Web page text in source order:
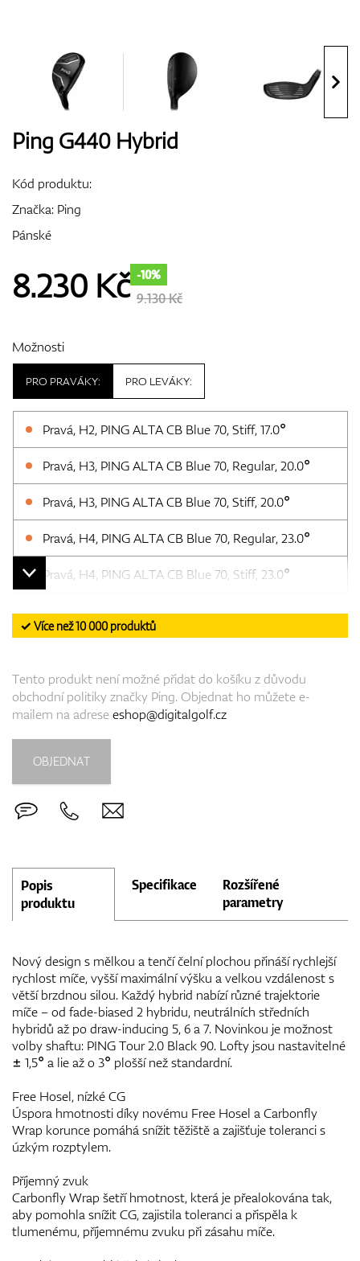
Bagy
Dárkové poukazy
Ping G440 Hybrid
Kód produktu:
Značka: Ping
Pánské
8.230 Kč -10%
9.130 Kč
Možnosti
PRO PRAVÁKY:
Pravá, H2, PING ALTA CB Blue 70, Stiff, 17.0°
Pravá, H3, PING ALTA CB Blue 70, Regular, 20.0°
Pravá, H3, PING ALTA CB Blue 70, Stiff, 20.0°
Pravá, H4, PING ALTA CB Blue 70, Regular, 23.0°
Pravá, H4, PING ALTA CB Blue 70, Stiff, 23.0°
PRO LEVÁKY:
✓ Více než 10 000 produktů
Tento produkt není možné přidat do košíku z důvodu
obchodní politiky značky Ping. Objednat ho můžete e-
mailem na adreseeshop@digitalgolf.cz
OBJEDNAT
Popis
produktu
Specifikace
Rozšířené
parametry
Nový design s mělkou a tenčí čelní plochou přináší rychlejší
rychlost míče, vyšší maximální výšku a velkou vzdálenost s
větší brzdnou silou. Každý hybrid nabízí různé trajektorie
míče – od fade-biased 2 hybridu, neutrálních středních
hybridů až po draw-inducing 5, 6 a 7. Novinkou je možnost
volby shaftu: PING Tour 2.0 Black 90. Lofty jsou nastavitelné
± 1,5° a lie až o 3° plošší než standardní.
Free Hosel, nízké CG
Úspora hmotnosti díky novému Free Hosel a Carbonfly
Wrap korunce pomáhá snížit těžiště a zajišťuje toleranci s
úzkým rozptylem.
Příjemný zvuk
Carbonfly Wrap šetří hmotnost, která je přealokována tak,
aby pomohla snížit CG, zajistila toleranci a přispěla k
tlumenému, příjemnému zvuku při zásahu míče.